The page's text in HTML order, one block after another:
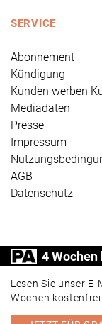
SERVICE
Abonnement
Kündigung
Kunden werben
Mediadaten
Presse
Impressum
AGB
Datenschutz
PRÄVENTION
Verlag GmbH,
4
Lesen Sie unser E-
Wochen